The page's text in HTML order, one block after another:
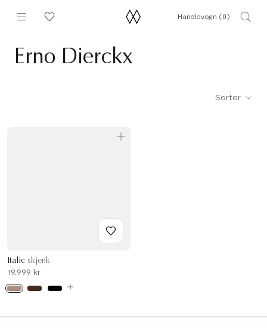
Handlevogn (0)
Erno Dierckx
Sorter
Italic skjenk
19.999 kr